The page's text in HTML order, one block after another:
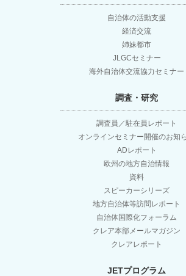
自治体の活動支援
経済交流
姉妹都市
JLGCセミナー
海外自治体交流協力セミナー
調査・研究
調査員／駐在員レポート
オンラインセミナー開催のお知
ADレポート
欧州の地方自治情報
資料
スピーカーシリーズ
地方自治体等訪問レポート
自治体国際化フォーラム
クレア本部メールマガジン
クレアレポート
JETプログラム